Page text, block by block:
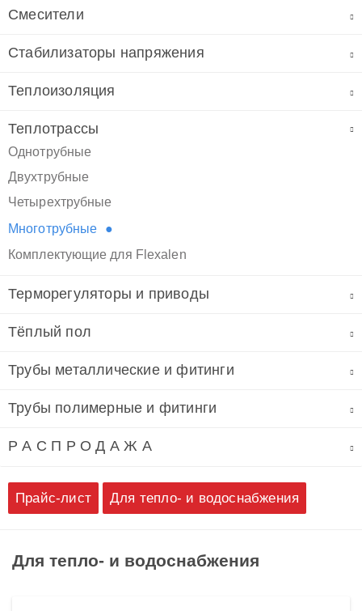
Прайс-лист Для тепло- и водоснабжения
Смесители
Стабилизаторы напряжения
Теплоизоляция
Теплотрассы
Однотрубные
Двухтрубные
Четырехтрубные
Многотрубные
Комплектующие для Flexalen
Терморегуляторы и приводы
Тёплый пол
Трубы металлические и фитинги
Трубы полимерные и фитинги
Р А С П Р О Д А Ж А
Для тепло- и водоснабжения